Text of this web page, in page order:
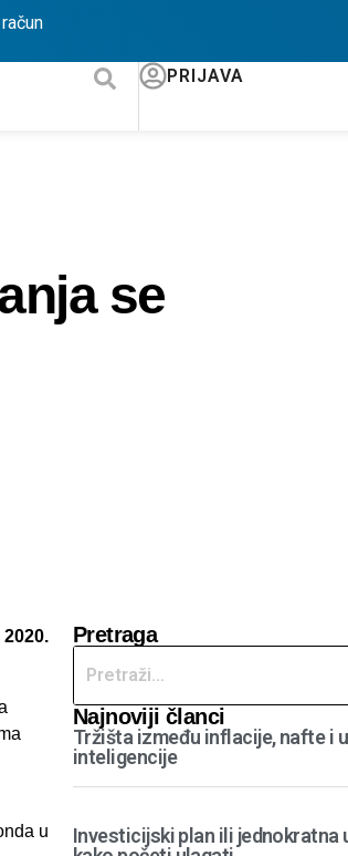
PRIJAVA
se
u
Pretraga
Najnoviji članci
Tržišta između inflacije, nafte i
inteligencije
Investicijski plan ili jednokratna